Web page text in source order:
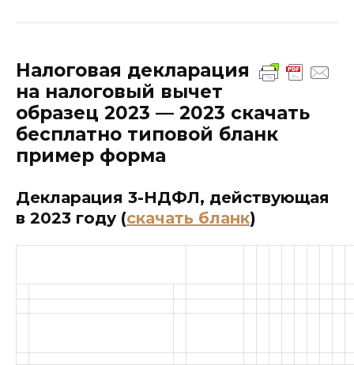
Налоговая декларация
на налоговый вычет
образец 2023 — 2023 скачать
бесплатно типовой бланк
пример форма
Декларация 3-НДФЛ, действующая
в 2023 году (скачать бланк)